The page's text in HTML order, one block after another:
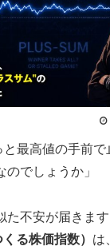
と最高値の手前
でしょうか」
不安が届きます
る株価指数） は